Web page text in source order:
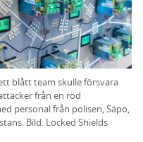
blått team skulle försvara
från en röd
personal från polisen, Säpo,
Bild: Locked Shields